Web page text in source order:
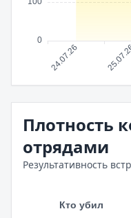
Плотность
отрядами
Результативность